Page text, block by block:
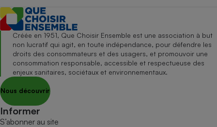
Créée en 1951, Que Choisir Ensemble est une association à but
non lucratif qui agit, en toute indépendance, pour défendre les
droits des consommateurs et des usagers, et promouvoir une
consommation responsable, accessible et respectueuse des
enjeux sanitaires, sociétaux et environnementaux.
Nous découvrir
Informer
S’abonner au site